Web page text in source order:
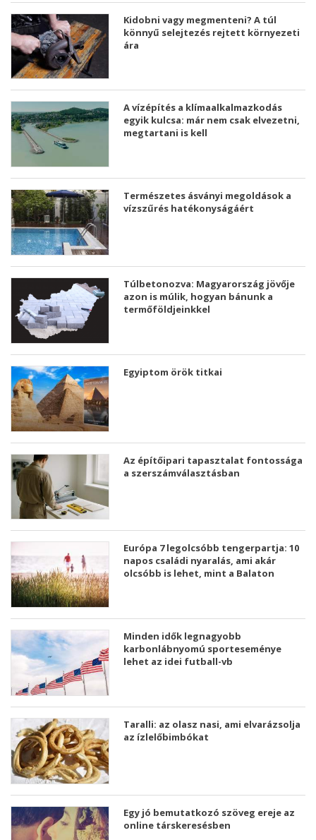
Kidobni vagy megmenteni? A túl
könnyű selejtezés rejtett környezeti
ára
A vízépítés a klímaalkalmazkodás
egyik kulcsa: már nem csak elvezetni,
megtartani is kell
Természetes ásványi megoldások a
vízszűrés hatékonyságáért
Túlbetonozva: Magyarország jövője
azon is múlik, hogyan bánunk a
termőföldjeinkkel
Egyiptom örök titkai
Az építőipari tapasztalat fontossága
a szerszámválasztásban
Európa 7 legolcsóbb tengerpartja: 10
napos családi nyaralás, ami akár
olcsóbb is lehet, mint a Balaton
Minden idők legnagyobb
karbonlábnyomú sporteseménye
lehet az idei futball-vb
Taralli: az olasz nasi, ami elvarázsolja
az ízlelőbimbókat
Egy jó bemutatkozó szöveg ereje az
online társkeresésben